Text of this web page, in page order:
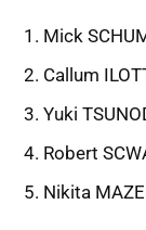
Mick
Callum
Yuki
Robert
Nikita